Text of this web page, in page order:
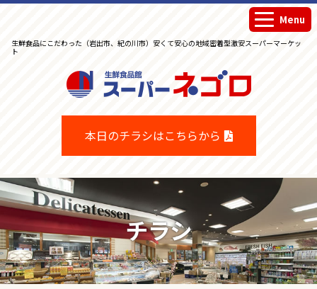
生鮮食品にこだわった（岩出市、紀の川市）安くて安心の地域密着型激安スーパーマーケッ
ト
本日のチラシはこちらから
Menu
チラシ